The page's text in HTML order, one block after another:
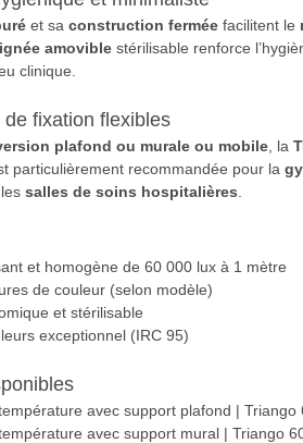
et sa construction fermée facilitent le
amovible stérilisable renforce
clinique.
de fixation flexibles
plafond ou murale ou mobile , la
particulièrement recommandée pour la
salles de soins hospitalières
et homogène de 60 000 lux à 1 mètre
de couleur (selon modèle)
et stérilisable
exceptionnel (IRC 95)
avec support plafond | Triango
avec support mural | Triango